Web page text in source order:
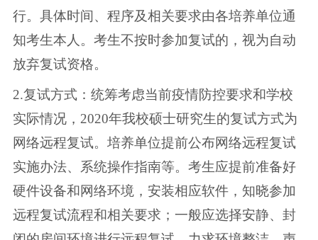
行。具体时间、程序及相关要求由各培养单位通
知考生本人。考生不按时参加复试的，视为自动
放弃复试资格。
2.复试方式：统筹考虑当前疫情防控要求和学校
实际情况，2020年我校硕士研究生的复试方式为
网络远程复试。培养单位提前公布网络远程复试
实施办法、系统操作指南等。考生应提前准备好
硬件设备和网络环境，安装相应软件，知晓参加
远程复试流程和相关要求；一般应选择安静、封